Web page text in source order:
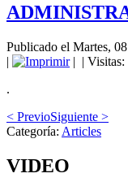
Publicado el Martes,
|
| |
.
< PrevioSiguiente >
Categoría: Articles
VIDEO